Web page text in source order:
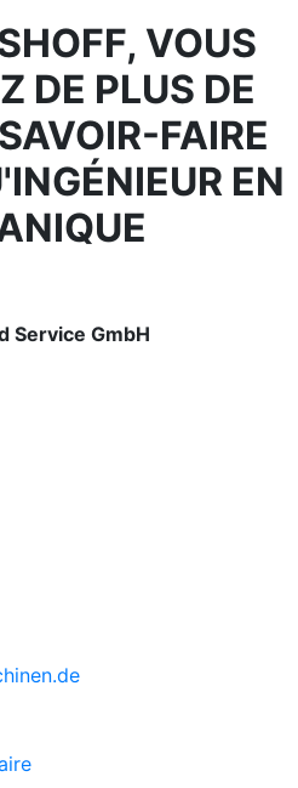
VOUS
DE PLUS DE
FAIRE
EN
Service GmbH
inen.de